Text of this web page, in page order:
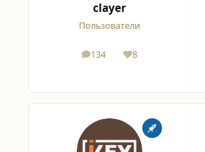
clayer
Пользователи
134
сообщения
8
Репутация